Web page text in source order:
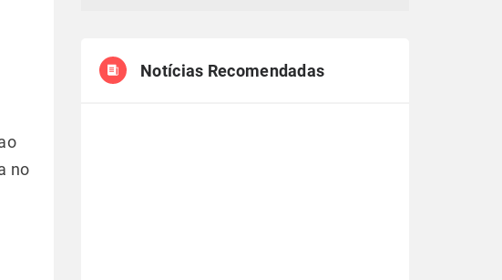
no
Notícias Recomendadas